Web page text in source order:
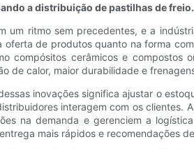
a distribuição de pastilhas de freio.
um ritmo sem precedentes, e a
oferta de produtos quanto na forma
compósitos cerâmicos e
de calor, maior durabilidade e
inovações significa ajustar o
interagem com os
na demanda e gerenciem a
mais rápidos e recomendações